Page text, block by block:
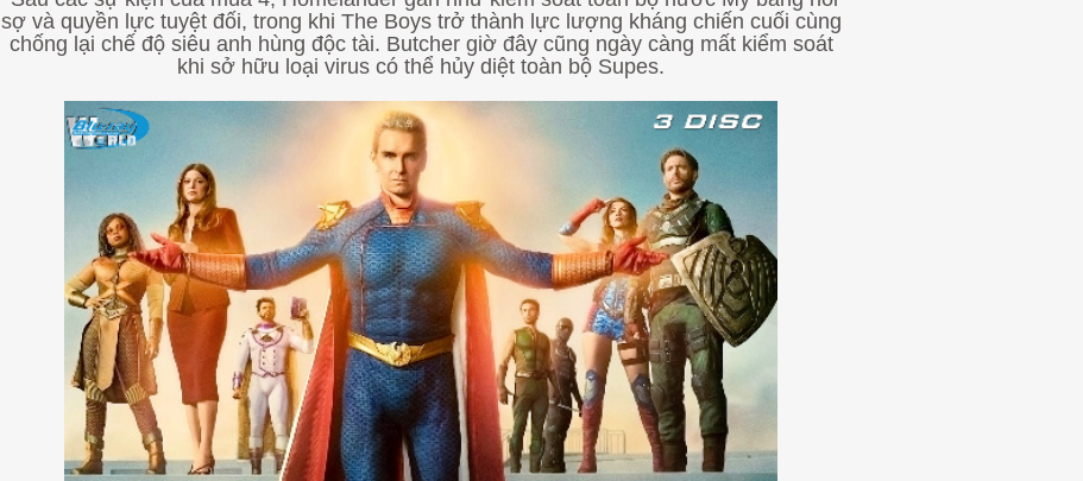
sợ và quyền lực tuyệt đối, trong khi The Boys trở thành lực lượng kháng chiến cuối cùng
chống lại chế độ siêu anh hùng độc tài. Butcher giờ đây cũng ngày càng mất kiểm soát
khi sở hữu loại virus có thể hủy diệt toàn bộ Supes.